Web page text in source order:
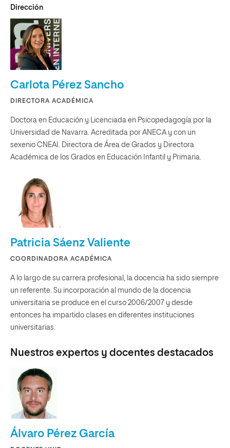
Dirección
Carlota Pérez Sancho
DIRECTORA ACADÉMICA
Doctora en Educación y Licenciada en Psicopedagogía por la
Universidad de Navarra. Acreditada por ANECA y con un
sexenio CNEAI. Directora de Área de Grados y Directora
Académica de los Grados en Educación Infantil y Primaria.
Patricia Sáenz Valiente
COORDINADORA ACADÉMICA
A lo largo de su carrera profesional, la docencia ha sido siempre
un referente. Su incorporación al mundo de la docencia
universitaria se produce en el curso 2006/2007 y desde
entonces ha impartido clases en diferentes instituciones
universitarias.
Nuestros expertos y docentes destacados
Álvaro Pérez García